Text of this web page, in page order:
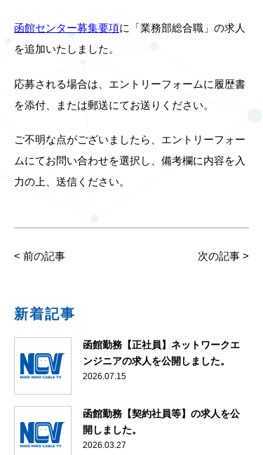
函館センター募集要項に「業務部総合職」の求人
を追加いたしました。
応募される場合は、エントリーフォームに履歴書
を添付、または郵送にてお送りください。
ご不明な点がございましたら、エントリーフォー
ムにてお問い合わせを選択し、備考欄に内容を入
力の上、送信ください。
< 前の記事 次の記事 >
新着記事
函館勤務【正社員】ネットワークエ
ンジニアの求人を公開しました。
2026.07.15
函館勤務【契約社員等】の求人を公
開しました。
2026.03.27